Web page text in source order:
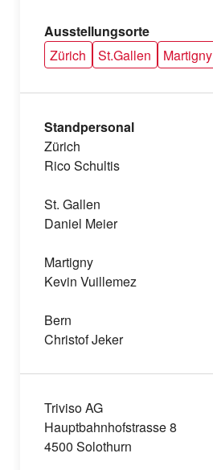
Ausstellungsorte
Zürich
St.Gallen Martigny
Standpersonal
Zürich
Rico Schultis
St. Gallen
Daniel Meier
Martigny
Kevin Vuillemez
Bern
Christof Jeker
Triviso AG
Hauptbahnhofstrasse 8
4500 Solothurn